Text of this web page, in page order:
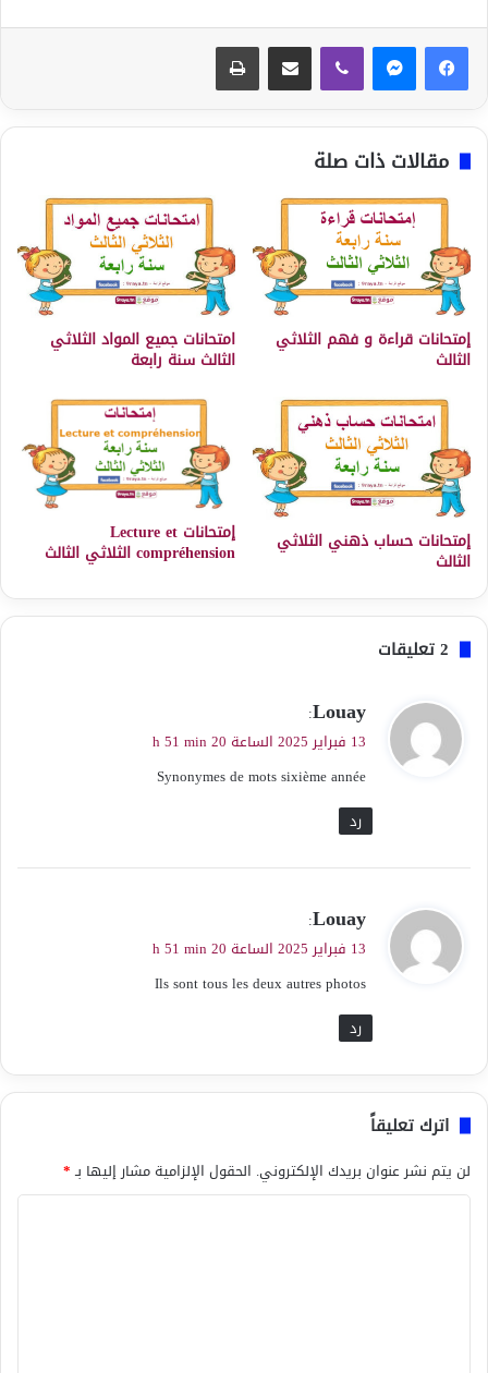
مقالات ذات صلة
إمتحانات قراءة و فهم الثلاثي
الثالث
امتحانات جميع المواد الثلاثي
الثالث سنة رابعة
إمتحانات حساب ذهني الثلاثي
الثالث
إمتحانات Lecture et
compréhension الثلاثي الثالث
‫2 تعليقات
ي
ق
ل
Louay
:
13 فبراير 2025 الساعة 20 h 51 min
Synonymes de mots sixième année
رد
ي
ق
ل
Louay
:
13 فبراير 2025 الساعة 20 h 51 min
Ils sont tous les deux autres photos
رد
اترك تعليقاً
لن يتم نشر عنوان بريدك الإلكتروني. الحقول الإلزامية مشار إليها بـ*